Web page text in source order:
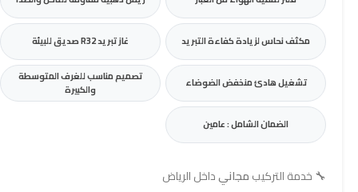
مكثف نحاس لزيادة كفاءة التبريد غاز تبريد R32 صديق للبيئة
تشغيل هادئ منخفض الضوضاء
تصميم مناسب للغرف المتوسطة
والكبيرة
الضمان الشامل : عامين
🔧خدمة التركيبمجانيداخل الرياض